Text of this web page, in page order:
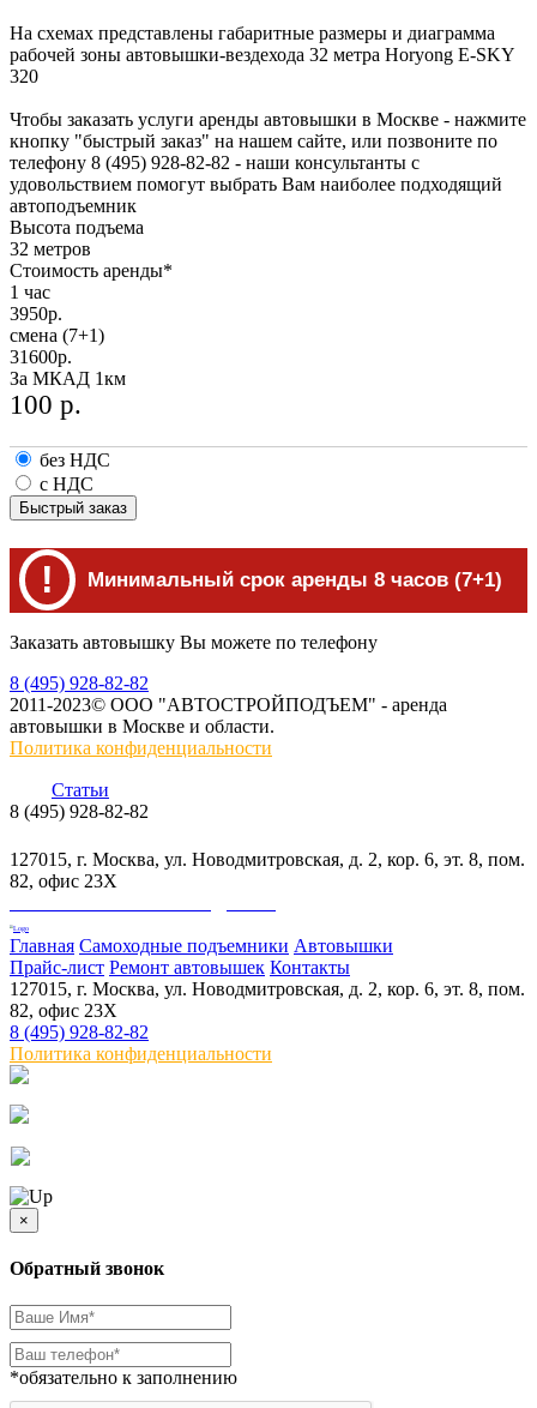
На схемах представлены габаритные размеры и диаграмма
рабочей зоны автовышки-вездехода 32 метра Horyong E-SKY
320
Чтобы заказать услуги аренды автовышки в Москве - нажмите
кнопку "быстрый заказ" на нашем сайте, или позвоните по
телефону 8 (495) 928-82-82 - наши консультанты с
удовольствием помогут выбрать Вам наиболее подходящий
автоподъемник
Высота подъема
32 метров
Стоимость аренды*
1 час
3950р.
смена (7+1)
31600р.
За МКАД 1км
100 р.
без НДС
с НДС
Быстрый заказ
! Минимальный срок аренды 8 часов (7+1)
Заказать автовышку Вы можете по телефону
8 (495) 928-82-82
2011-2023© ООО "АВТОСТРОЙПОДЪЕМ" - аренда
автовышки в Москве и области.
Политика конфиденциальности
Статьи
8 (495) 928-82-82
127015, г. Москва, ул. Новодмитровская, д. 2, кор. 6, эт. 8, пом.
82, офис 23Х
Главная Самоходные подъемники Автовышки
Прайс-лист Ремонт автовышек Контакты
127015, г. Москва, ул. Новодмитровская, д. 2, кор. 6, эт. 8, пом.
82, офис 23Х
8 (495) 928-82-82
Политика конфиденциальности
×
Обратный звонок
*обязательно к заполнению